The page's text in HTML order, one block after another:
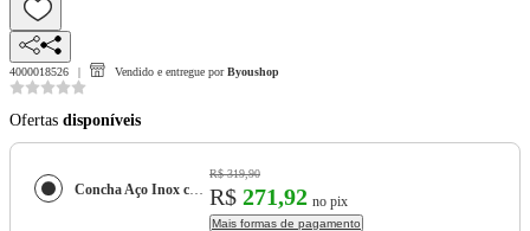
4000018526 Vendido e entregue por Byoushop
Ofertas disponíveis
Concha Aço Inox com Alça Cozinha Luxo Premium KitchenAid
R$ 319,90
R$ 271,92 no pix
Mais formas de pagamento